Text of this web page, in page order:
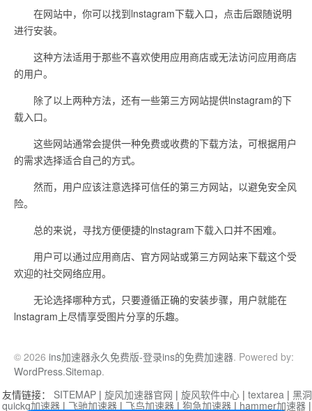
在网站中，你可以找到lnstagram下载入口，点击后跟随说明
进行安装。
这种方法适用于那些不喜欢使用应用商店或无法访问应用商店
的用户。
除了以上两种方法，还有一些第三方网站提供lnstagram的下
载入口。
这些网站通常会提供一种免费或收费的下载方法，可根据用户
的需求选择适合自己的方式。
然而，用户应该注意选择可信任的第三方网站，以避免安全风
险。
总的来说，寻找方便便捷的lnstagram下载入口并不困难。
用户可以通过应用商店、官方网站或第三方网站来下载这个受
欢迎的社交网络应用。
无论选择哪种方式，只要遵循正确的安装步骤，用户就能在
lnstagram上尽情享受图片分享的乐趣。
© 2026 ins加速器永久免费版-登录ins的免费加速器. Powered by:
WordPress.Sitemap.
友情链接： SITEMAP | 旋风加速器官网 | 旋风软件中心 | textarea | 黑
quickq加速器 | 飞驰加速器 | 飞鸟加速器 | 狗急加速器 | hammer加速器